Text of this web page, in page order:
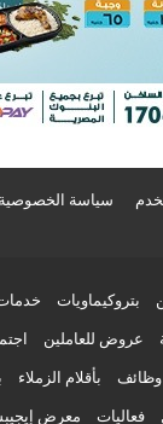
سياسة الخصوصية
بتروكيماويات خدمات
عروض للعاملين
وظائف بأقلام الزملاء
فعاليات معرض